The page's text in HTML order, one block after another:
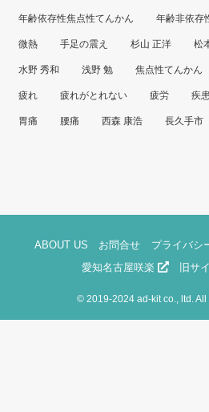
年齢依存性焦点性てんかん 年齢非依存
微熱 手足の震え 杉山 正洋 松
水野 秀和 浅野 勉 焦点性てんかん
疲れ 疲れがとれない 疲労 疾患
胃痛 腰痛 西森 康浩 長久手市
ABOUT US お問合せ プライバシ
愛知名古屋咲楽
旧サ
© 2019-2024 ad-kit co., ltd. All